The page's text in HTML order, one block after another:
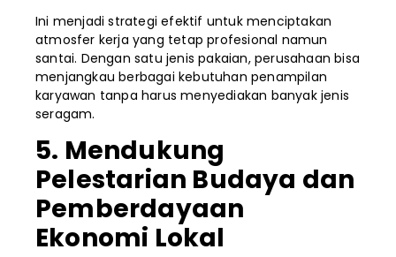
Ini menjadi strategi efektif untuk menciptakan
atmosfer kerja yang tetap profesional namun
santai. Dengan satu jenis pakaian, perusahaan bisa
menjangkau berbagai kebutuhan penampilan
karyawan tanpa harus menyediakan banyak jenis
seragam.
5. Mendukung
Pelestarian Budaya dan
Pemberdayaan
Ekonomi Lokal